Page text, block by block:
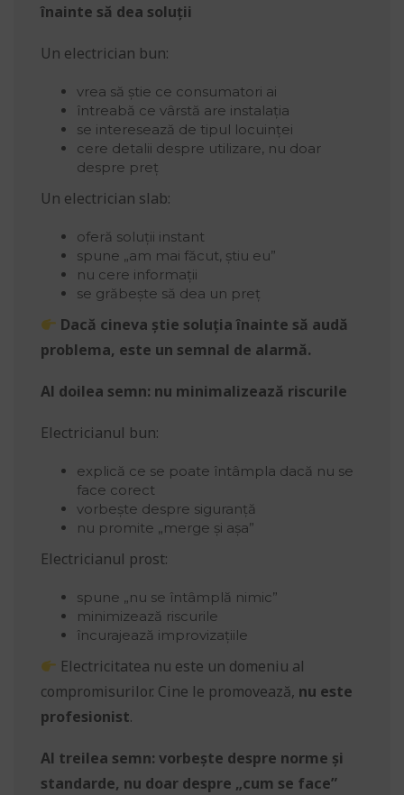
înainte să dea soluții
Un electrician bun:
vrea să știe ce consumatori ai
întreabă ce vârstă are instalația
se interesează de tipul locuinței
cere detalii despre utilizare, nu doar
despre preț
Un electrician slab:
oferă soluții instant
spune „am mai făcut, știu eu”
nu cere informații
se grăbește să dea un preț
Dacă cineva știe soluția înainte să audă
problema, este un semnal de alarmă.
Al doilea semn: nu minimalizează riscurile
Electricianul bun:
explică ce se poate întâmpla dacă nu se
face corect
vorbește despre siguranță
nu promite „merge și așa”
Electricianul prost:
spune „nu se întâmplă nimic”
minimizează riscurile
încurajează improvizațiile
Electricitatea nu este un domeniu al
compromisurilor. Cine le promovează, nu este
profesionist.
Al treilea semn: vorbește despre norme și
standarde, nu doar despre „cum se face”